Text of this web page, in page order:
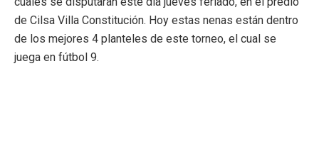
de Cilsa Villa Constitución. Hoy estas nenas están dentro
de los mejores 4 planteles de este torneo, el cual se
juega en fútbol 9.